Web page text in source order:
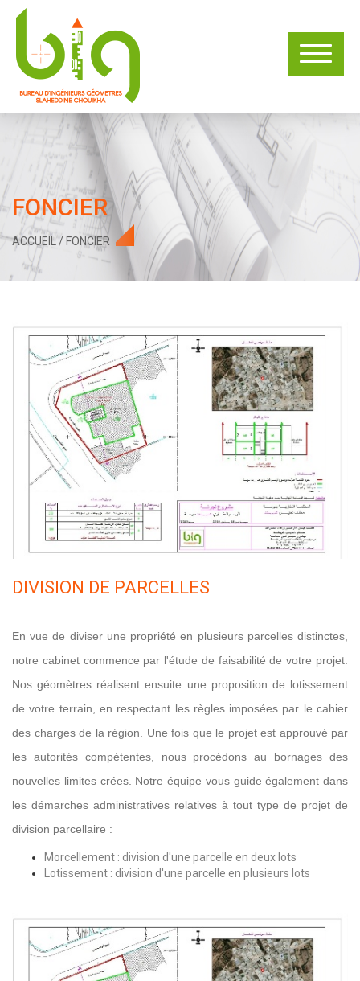
FONCIER
ACCUEIL / FONCIER
DIVISION DE PARCELLES
En vue de diviser une propriété en plusieurs parcelles distinctes,
notre cabinet commence par l'étude de faisabilité de votre projet.
Nos géomètres réalisent ensuite une proposition de lotissement
de votre terrain, en respectant les règles imposées par le cahier
des charges de la région. Une fois que le projet est approuvé par
les autorités compétentes, nous procédons au bornages des
nouvelles limites crées. Notre équipe vous guide également dans
les démarches administratives relatives à tout type de projet de
division parcellaire :
Morcellement : division d'une parcelle en deux lots
Lotissement : division d'une parcelle en plusieurs lots